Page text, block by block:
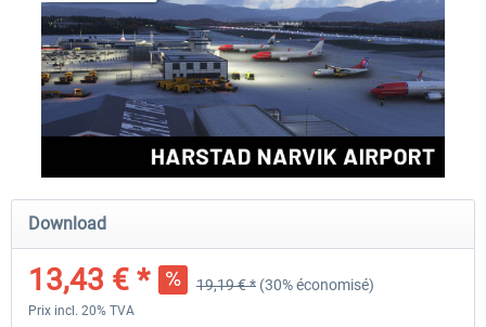
Aerosoft Airport Cologne/Bonn sim-wings Hamburg
Download
13,43 € * 19,19 € * (30% économisé)
Prix incl. 20% TVA